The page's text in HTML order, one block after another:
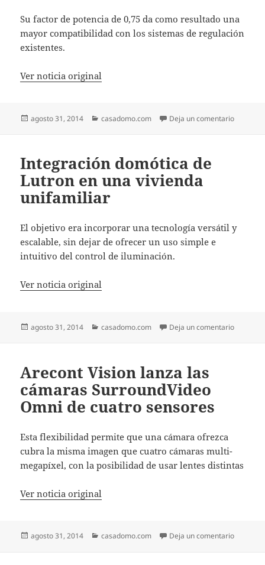
Su factor de potencia de 0,75 da como resultado una
mayor compatibilidad con los sistemas de regulación
existentes.
Ver noticia original
Publicado
agosto 31, 2014 Categorías
casadomo.com Deja un comentarioen
Integración domótica de
Lutron en una vivienda
unifamiliar
El objetivo era incorporar una tecnología versátil y
escalable, sin dejar de ofrecer un uso simple e
intuitivo del control de iluminación.
Ver noticia original
Publicado
agosto 31, 2014 Categorías
casadomo.com Deja un comentarioen
Arecont Vision lanza las
cámaras SurroundVideo
Omni de cuatro sensores
Esta flexibilidad permite que una cámara ofrezca
cubra la misma imagen que cuatro cámaras multi-
megapíxel, con la posibilidad de usar lentes distintas
Ver noticia original
Publicado
agosto 31, 2014 Categorías
casadomo.com Deja un comentarioen